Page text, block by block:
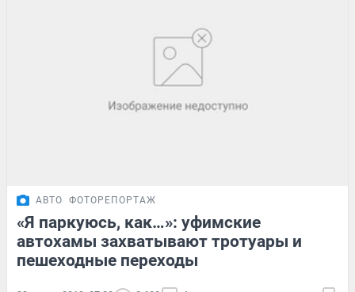
АВТО ФОТОРЕПОРТАЖ
«Я паркуюсь, как…»: уфимские
автохамы захватывают тротуары и
пешеходные переходы